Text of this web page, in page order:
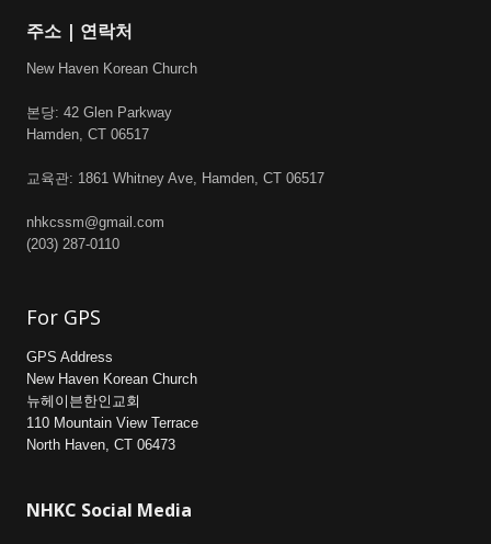
주소 | 연락처
New Haven Korean Church
본당: 42 Glen Parkway
Hamden, CT 06517
교육관: 1861 Whitney Ave, Hamden, CT 06517
nhkcssm@gmail.com
(203) 287-0110
For GPS
GPS Address
New Haven Korean Church
뉴헤이븐한인교회
110 Mountain View Terrace
North Haven, CT 06473
NHKC Social Media